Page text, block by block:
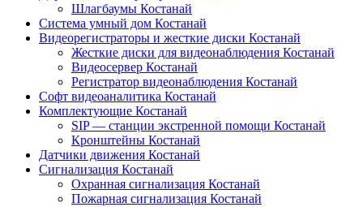
Шлагбаумы Костанай
Система умный дом Костанай
Видеорегистраторы и жесткие диски Костанай
Жесткие диски для видеонаблюдения Костанай
Видеосервер Костанай
Регистратор видеонаблюдения Костанай
Софт видеоаналитика Костанай
Комплектующие Костанай
SIP — станции экстренной помощи Костанай
Кронштейны Костанай
Датчики движения Костанай
Сигнализация Костанай
Охранная сигнализация Костанай
Пожарная сигнализация Костанай